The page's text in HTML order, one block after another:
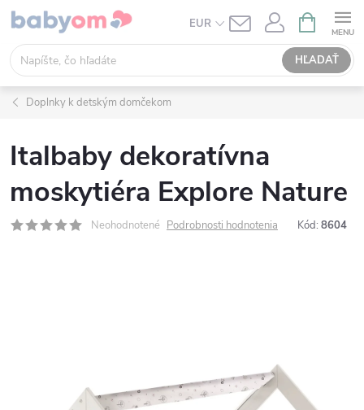
Prejsť
obsah
EUR
HĽADAŤ
KOŠÍK
Doplnky k detským domčekom
Italbaby dekoratívna
moskytiéra Explore Nature
Neohodnotené Podrobnosti hodnotenia Kód: 8604